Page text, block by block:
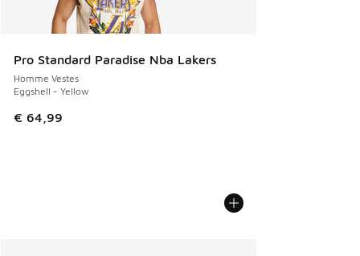
Pro Standard Paradise Nba Lakers
Homme Vestes
Eggshell - Yellow
€ 64,99